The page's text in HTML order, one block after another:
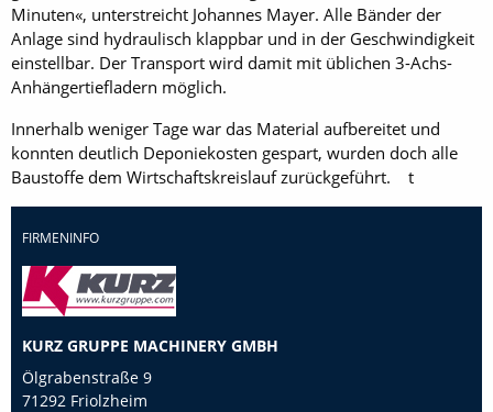
Minuten«, unterstreicht Johannes Mayer. Alle Bänder der
Anlage sind hydraulisch klappbar und in der Geschwindigkeit
einstellbar. Der Transport wird damit mit üblichen 3-Achs-
Anhängertiefladern möglich.
Innerhalb weniger Tage war das Material aufbereitet und
konnten deutlich Deponiekosten gespart, wurden doch alle
Baustoffe dem Wirtschaftskreislauf zurückgeführt. t
FIRMENINFO
KURZ GRUPPE MACHINERY GMBH
Ölgrabenstraße 9
71292 Friolzheim